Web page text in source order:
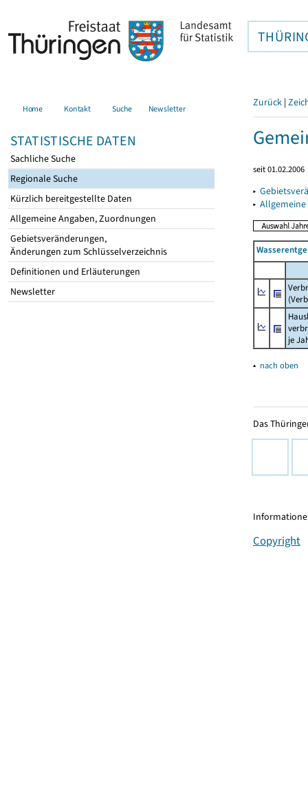
Home Kontakt Suche Newsletter
STATISTISCHE DATEN
Sachliche Suche
Regionale Suche
Kürzlich bereitgestellte Daten
Allgemeine Angaben, Zuordnungen
Gebietsveränderungen,
Änderungen zum Schlüsselverzeichnis
Definitionen und Erläuterungen
Newsletter
Zurück |
seit 01.02.2006
▸
▸
je
▴ nach oben
Das
Copyright